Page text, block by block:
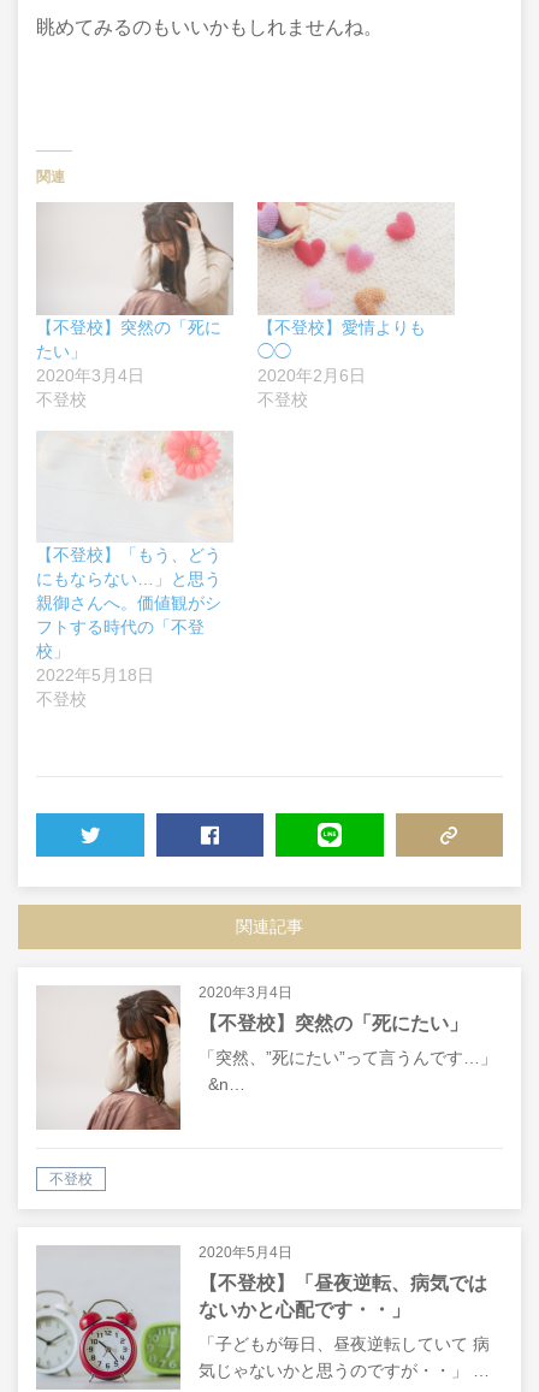
眺めてみるのもいいかもしれませんね。
関連
【不登校】突然の「死に
たい」
2020年3月4日
不登校
【不登校】愛情よりも
◯◯
2020年2月6日
不登校
【不登校】「もう、どう
にもならない…」と思う
親御さんへ。価値観がシ
フトする時代の「不登
校」
2022年5月18日
不登校
関連記事
2020年3月4日
【不登校】突然の「死にたい」
「突然、”死にたい”って言うんです…」
&n…
不登校
2020年5月4日
【不登校】「昼夜逆転、病気では
ないかと心配です・・」
「子どもが毎日、昼夜逆転していて 病
気じゃないかと思うのですが・・」 …